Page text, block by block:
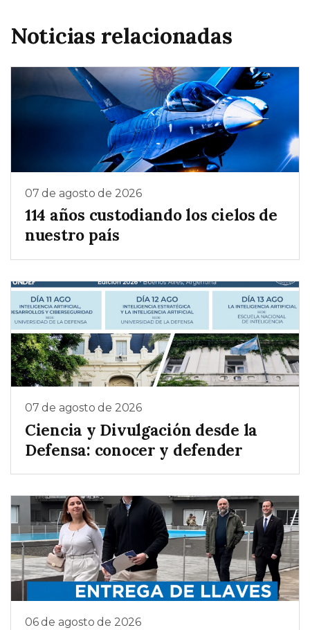
Noticias relacionadas
07 de agosto de 2026
114 años custodiando los cielos de
nuestro país
07 de agosto de 2026
Ciencia y Divulgación desde la
Defensa: conocer y defender
06 de agosto de 2026